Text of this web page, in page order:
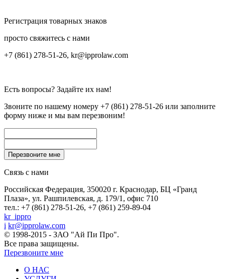
Регистрация товарных знаков
просто свяжитесь с нами
+7 (861) 278-51-26, kr@ipprolaw.com
Есть вопросы? Задайте их нам!
Звоните по нашему номеру +7 (861) 278-51-26 или заполните
форму ниже и мы вам перезвоним!
Связь с нами
Российская Федерация, 350020 г. Краснодар, БЦ «Гранд
Плаза», ул. Рашпилевская, д. 179/1, офис 710
тел.: +7 (861) 278-51-26, +7 (861) 259-89-04
kr_ippro
i kr@ipprolaw.com
© 1998-2015 - ЗАО "Ай Пи Про".
Все права защищены.
Перезвоните мне
О НАС